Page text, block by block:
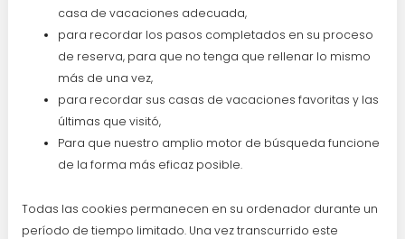
casa de vacaciones adecuada,
para recordar los pasos completados en su proceso
de reserva, para que no tenga que rellenar lo mismo
más de una vez,
para recordar sus casas de vacaciones favoritas y las
últimas que visitó,
Para que nuestro amplio motor de búsqueda funcione
de la forma más eficaz posible.
Todas las cookies permanecen en su ordenador durante un
período de tiempo limitado. Una vez transcurrido este